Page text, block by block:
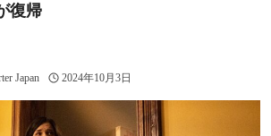
復帰
Japan 2024年10月3日